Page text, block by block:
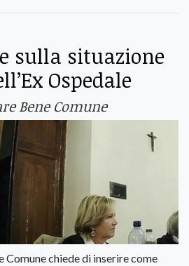
sulla situazione
Ospedale
Bene Comune
Comune chiede di inserire come